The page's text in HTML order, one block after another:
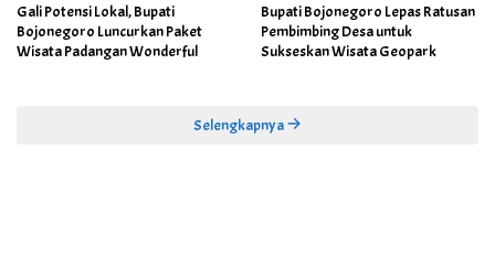
Gali Potensi Lokal, Bupati
Bojonegoro Luncurkan Paket
Wisata Padangan Wonderful
Bupati Bojonegoro Lepas Ratusan
Pembimbing Desa untuk
Sukseskan Wisata Geopark
Selengkapnya